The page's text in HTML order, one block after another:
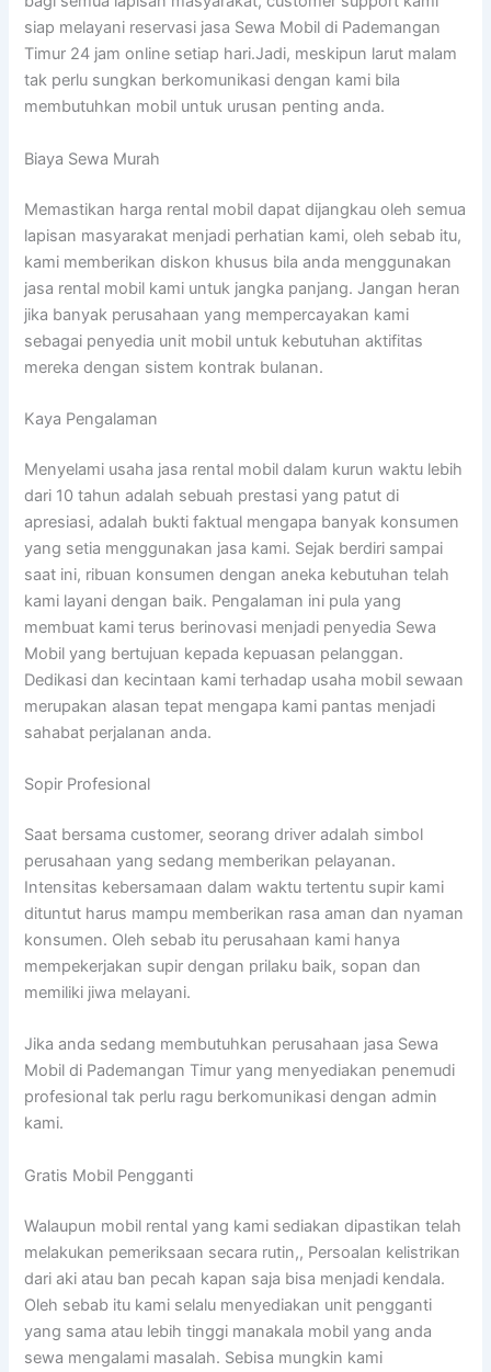
siap melayani reservasi jasa Sewa Mobil di Pademangan
Timur 24 jam online setiap hari.Jadi, meskipun larut malam
tak perlu sungkan berkomunikasi dengan kami bila
membutuhkan mobil untuk urusan penting anda.
Biaya Sewa Murah
Memastikan harga rental mobil dapat dijangkau oleh semua
lapisan masyarakat menjadi perhatian kami, oleh sebab itu,
kami memberikan diskon khusus bila anda menggunakan
jasa rental mobil kami untuk jangka panjang. Jangan heran
jika banyak perusahaan yang mempercayakan kami
sebagai penyedia unit mobil untuk kebutuhan aktifitas
mereka dengan sistem kontrak bulanan.
Kaya Pengalaman
Menyelami usaha jasa rental mobil dalam kurun waktu lebih
dari 10 tahun adalah sebuah prestasi yang patut di
apresiasi, adalah bukti faktual mengapa banyak konsumen
yang setia menggunakan jasa kami. Sejak berdiri sampai
saat ini, ribuan konsumen dengan aneka kebutuhan telah
kami layani dengan baik. Pengalaman ini pula yang
membuat kami terus berinovasi menjadi penyedia Sewa
Mobil yang bertujuan kepada kepuasan pelanggan.
Dedikasi dan kecintaan kami terhadap usaha mobil sewaan
merupakan alasan tepat mengapa kami pantas menjadi
sahabat perjalanan anda.
Sopir Profesional
Saat bersama customer, seorang driver adalah simbol
perusahaan yang sedang memberikan pelayanan.
Intensitas kebersamaan dalam waktu tertentu supir kami
dituntut harus mampu memberikan rasa aman dan nyaman
konsumen. Oleh sebab itu perusahaan kami hanya
mempekerjakan supir dengan prilaku baik, sopan dan
memiliki jiwa melayani.
Jika anda sedang membutuhkan perusahaan jasa Sewa
Mobil di Pademangan Timur yang menyediakan penemudi
profesional tak perlu ragu berkomunikasi dengan admin
kami.
Gratis Mobil Pengganti
Walaupun mobil rental yang kami sediakan dipastikan telah
melakukan pemeriksaan secara rutin,, Persoalan kelistrikan
dari aki atau ban pecah kapan saja bisa menjadi kendala.
Oleh sebab itu kami selalu menyediakan unit pengganti
yang sama atau lebih tinggi manakala mobil yang anda
sewa mengalami masalah. Sebisa mungkin kami